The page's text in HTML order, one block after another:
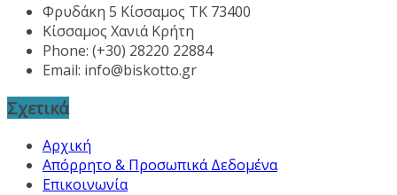
Φρυδάκη 5 Κίσσαμος ΤΚ 73400
Κίσσαμος Χανιά Κρήτη
Phone: (+30) 28220 22884
Email: info@biskotto.gr
Σχετικά
Αρχική
Απόρρητο & Προσωπικά Δεδομένα
Επικοινωνία